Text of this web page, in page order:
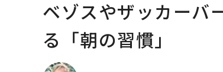
ベゾスやザッカーバ
る「朝の習慣」